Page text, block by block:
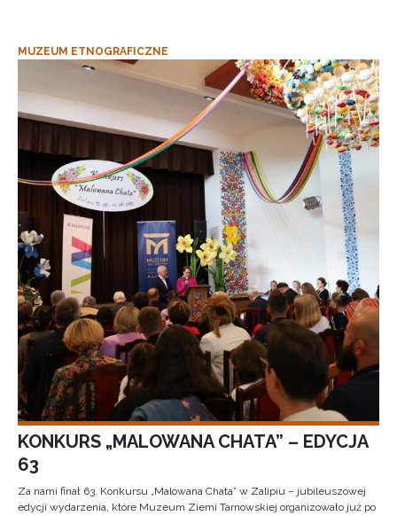
MUZEUM ETNOGRAFICZNE
KONKURS „MALOWANA CHATA” – EDYCJA
63
Za nami finał 63. Konkursu „Malowana Chata” w Zalipiu – jubileuszowej
edycji wydarzenia, które Muzeum Ziemi Tarnowskiej organizowało już po